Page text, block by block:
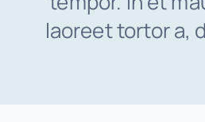
About
laoreet tortor a,